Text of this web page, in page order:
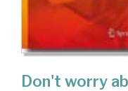
Don't worry